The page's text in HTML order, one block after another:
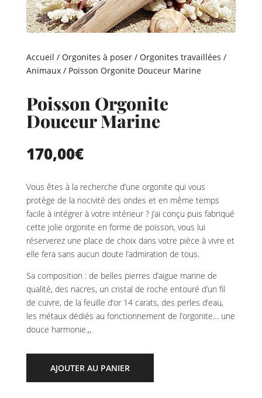
Accueil / Orgonites à poser/ Orgonites travaillées /
Animaux/ Poisson Orgonite Douceur Marine
Poisson Orgonite
Douceur Marine
170,00€
Vous êtes à la recherche d’une orgonite qui vous
protège de la nocivité des ondes et en même temps
facile à intégrer à votre intérieur ? j’ai conçu puis fabriqué
cette jolie orgonite en forme de poisson, vous lui
réserverez une place de choix dans votre pièce à vivre et
elle fera sans aucun doute l’admiration de tous.
Sa composition : de belles pierres d’aigue marine de
qualité, des nacres, un cristal de roche entouré d’un fil
de cuivre, de la feuille d’or 14 carats, des perles d’eau,
les métaux dédiés au fonctionnement de l’orgonite… une
douce harmonie.,,
AJOUTER AU PANIER